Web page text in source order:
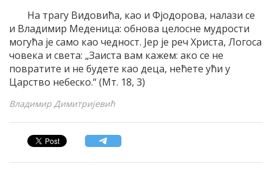
На трагу Видовића, као и Фјодорова, налази се
и Владимир Меденица: обнова целосне мудрости
могућа је само као чедност. Јер је реч Христа, Логоса
човека и света: „Заиста вам кажем: ако се не
повратите и не будете као деца, нећете ући у
Царство небеско.“ (Мт. 18, 3)
Владимир Димитријевић